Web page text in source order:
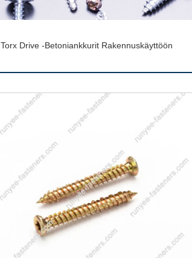
Torx Drive -betoniankkurit Rakennuskäyttöön